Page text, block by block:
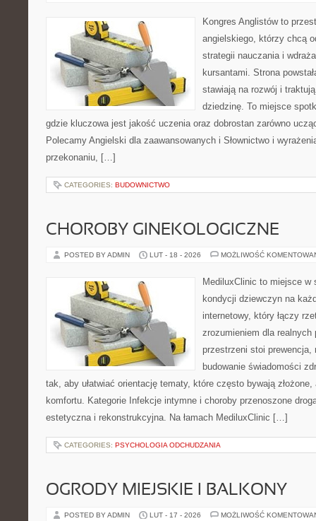
Kongres Anglistów to
angielskiego, którzy chcą
strategii nauczania i
kursantami. Strona
stawiają na rozwój i
dziedzinę. To miejsce
gdzie kluczowa jest jakość uczenia oraz dobrostan zarówno
Polecamy Angielski dla zaawansowanych i Słownictwo i
przekonaniu, […]
CATEGORIES: BUDOWNICTWO
CHOROBY GINEKOLOGICZNE
POSTED BY ADMIN LUT - 18 - 2026 MOŻLIWOŚĆ
MediluxClinic to miejsce
kondycji dziewczyn na
internetowy, który łączy
zrozumieniem dla
przestrzeni stoi prewencja,
budowanie świadomości
tak, aby ułatwiać orientację tematy, które często bywają
komfortu. Kategorie Infekcje intymne i choroby przenoszone
estetyczna i rekonstrukcyjna. Na łamach MediluxClinic […]
CATEGORIES: PSYCHOLOGIA ODCHUDZANIA
OGRODY MIEJSKIE I BALKONY
POSTED BY ADMIN LUT - 17 - 2026 MOŻLIWOŚĆ